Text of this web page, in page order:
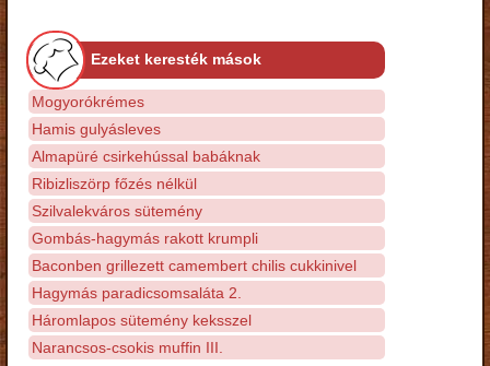
Ezeket keresték mások
Mogyorókrémes
Hamis gulyásleves
Almapüré csirkehússal babáknak
Ribizliszörp főzés nélkül
Szilvalekváros sütemény
Gombás-hagymás rakott krumpli
Baconben grillezett camembert chilis cukkinivel
Hagymás paradicsomsaláta 2.
Háromlapos sütemény keksszel
Narancsos-csokis muffin III.